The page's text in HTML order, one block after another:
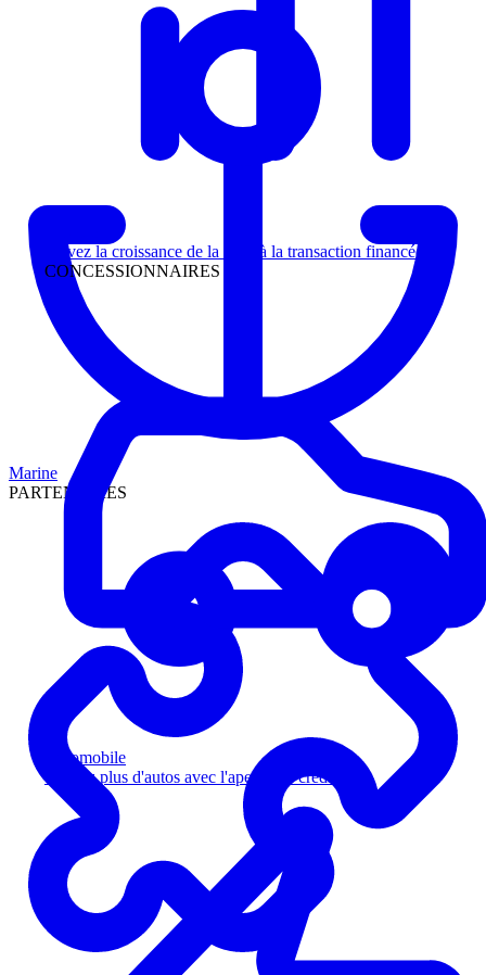
Suivez la croissance de la piste à la transaction financée
CONCESSIONNAIRES
Automobile
Vendez plus d'autos avec l'aperçu de crédit
Marine
PARTENAIRES